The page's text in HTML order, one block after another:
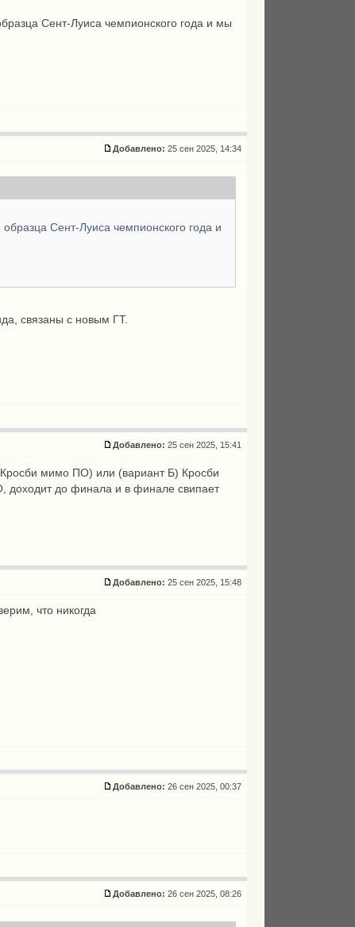
Сент-Луиса чемпионского года и мы
Добавлено: 25 сен 2025, 14:34
Сент-Луиса чемпионского года и
связаны с новым ГТ.
Добавлено: 25 сен 2025, 15:41
мимо ПО) или (вариант Б) Кросби
доходит до финала и в финале свипает
Добавлено: 25 сен 2025, 15:48
что никогда
Добавлено: 26 сен 2025, 00:37
Добавлено: 26 сен 2025, 08:26